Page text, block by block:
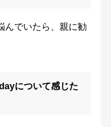
んでいたら、親に勧
について感じた